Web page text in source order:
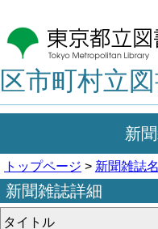
区市町村立
新
トップページ > 新聞雑誌
新聞雑誌詳細
タイトル